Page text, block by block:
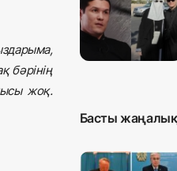
бәрінің
жоқ.
Басты